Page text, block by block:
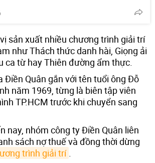
sản xuất nhiều chương trình giải trí
như Thách thức danh hài, Giọng ải
ca từ hay Thiên đường ẩm thực.
Điền Quân gắn với tên tuổi ông Đỗ
năm 1969, từng là biên tập viên
TP.HCM trước khi chuyển sang
nay, nhóm công ty Điền Quân liên
sách nợ thuế và đồng thời dừng
trình giải trí .